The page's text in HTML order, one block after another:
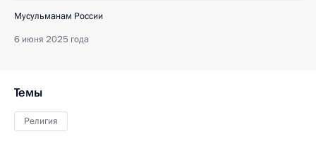
Мусульманам России
6 июня 2025 года
Темы
Религия